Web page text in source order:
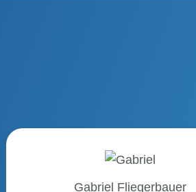
Fliegerbauer
Gabriel Fliegerbauer